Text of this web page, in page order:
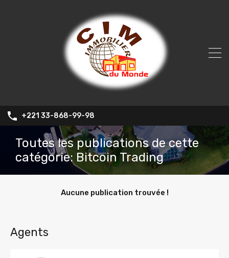
+221 33-868-99-98
Toutes les publications de cette
catégorie: Bitcoin Trading
Aucune publication trouvée !
Agents